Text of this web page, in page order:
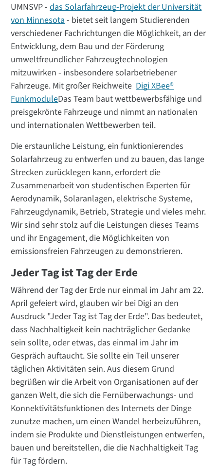
UMNSVP -das Solarfahrzeug-Projekt der Universität
von Minnesota- bietet seit langem Studierenden
verschiedener Fachrichtungen die Möglichkeit, an der
Entwicklung, dem Bau und der Förderung
umweltfreundlicher Fahrzeugtechnologien
mitzuwirken - insbesondere solarbetriebener
Fahrzeuge. Mit großer ReichweiteDigi XBee®
FunkmoduleDas Team baut wettbewerbsfähige und
preisgekrönte Fahrzeuge und nimmt an nationalen
und internationalen Wettbewerben teil.
Die erstaunliche Leistung, ein funktionierendes
Solarfahrzeug zu entwerfen und zu bauen, das lange
Strecken zurücklegen kann, erfordert die
Zusammenarbeit von studentischen Experten für
Aerodynamik, Solaranlagen, elektrische Systeme,
Fahrzeugdynamik, Betrieb, Strategie und vieles mehr.
Wir sind sehr stolz auf die Leistungen dieses Teams
und ihr Engagement, die Möglichkeiten von
emissionsfreien Fahrzeugen zu demonstrieren.
Jeder Tag ist Tag der Erde
Während der Tag der Erde nur einmal im Jahr am 22.
April gefeiert wird, glauben wir bei Digi an den
Ausdruck "Jeder Tag ist Tag der Erde". Das bedeutet,
dass Nachhaltigkeit kein nachträglicher Gedanke
sein sollte, oder etwas, das einmal im Jahr im
Gespräch auftaucht. Sie sollte ein Teil unserer
täglichen Aktivitäten sein. Aus diesem Grund
begrüßen wir die Arbeit von Organisationen auf der
ganzen Welt, die sich die Fernüberwachungs- und
Konnektivitätsfunktionen des Internets der Dinge
zunutze machen, um einen Wandel herbeizuführen,
indem sie Produkte und Dienstleistungen entwerfen,
bauen und bereitstellen, die die Nachhaltigkeit Tag
für Tag fördern.